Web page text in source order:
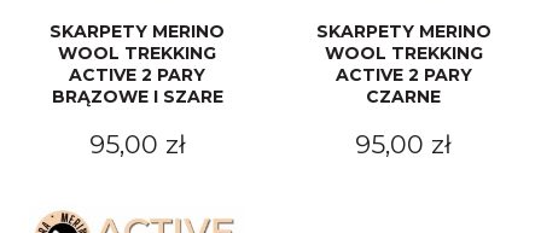
SKARPETY MERINO
WOOL TREKKING
ACTIVE 2 PARY
BRĄZOWE I SZARE
95,00 zł
SKARPETY MERINO
WOOL TREKKING
ACTIVE 2 PARY
CZARNE
95,00 zł